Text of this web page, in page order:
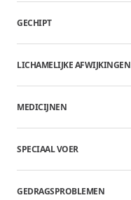
GECHIPT
LICHAMELIJKE AFWIJKINGEN
MEDICIJNEN
SPECIAAL VOER
GEDRAGSPROBLEMEN